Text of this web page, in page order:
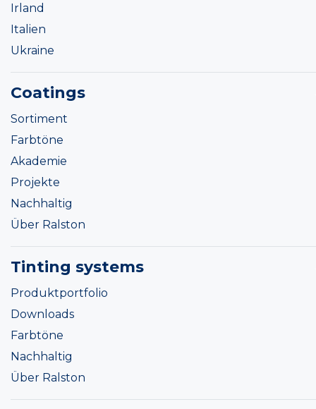
Irland
Italien
Ukraine
Coatings
Sortiment
Farbtöne
Akademie
Projekte
Nachhaltig
Über Ralston
Tinting systems
Produktportfolio
Downloads
Farbtöne
Nachhaltig
Über Ralston